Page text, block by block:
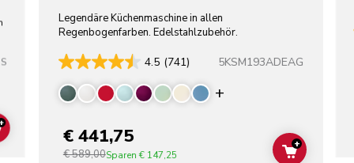
ADD TO CART
Legendäre Küchenmaschine in allen
Regenbogenfarben. Edelstahlzubehör.
4.5 (741) 5KSM193ADEAG
Display more
€ 441,75
€ 589,00Sparen € 147,25 ADD TO
+